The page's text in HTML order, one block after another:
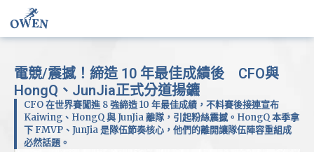
電競/震撼！締造 10 年最佳成績後 CFO與
HongQ、JunJia正式分道揚鑣
CFO 在世界賽闖進 8 強締造 10 年最佳成績，不料賽後接連宣布
Kaiwing、HongQ 與 JunJia 離隊，引起粉絲震撼。HongQ 本季拿
下 FMVP、JunJia 是隊伍節奏核心，他們的離開讓隊伍陣容重組成
必然話題。